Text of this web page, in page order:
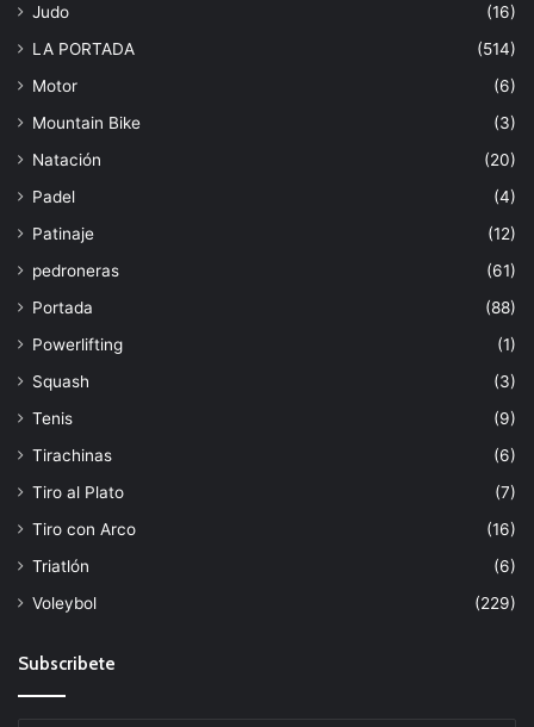
Judo
(16)
LA PORTADA
(514)
Motor
(6)
Mountain Bike
(3)
Natación
(20)
Padel
(4)
Patinaje
(12)
pedroneras
(61)
Portada
(88)
Powerlifting
(1)
Squash
(3)
Tenis
(9)
Tirachinas
(6)
Tiro al Plato
(7)
Tiro con Arco
(16)
Triatlón
(6)
Voleybol
(229)
Subscribete